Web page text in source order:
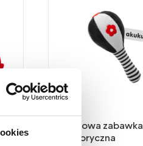
Pluszowa zabawka
sensoryczna